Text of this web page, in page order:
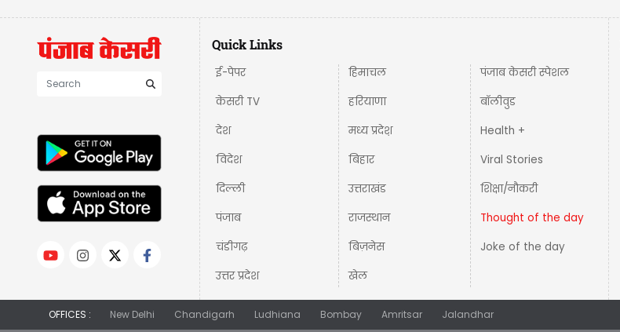
Quick Links
ई-पेपर
केसरी TV
देश
विदेश
दिल्ली
पंजाब
चंडीगढ़
उत्तर प्रदेश
हिमाचल
हरियाणा
मध्य प्रदेश़
बिहार
उत्तराखंड
राजस्थान
बिज़नेस
खेल
पंजाब केसरी स्पेशल
बॉलीवुड
Health +
Viral Stories
शिक्षा/नौकरी
Thought of the day
Joke of the day
OFFICES : New Delhi Chandigarh Ludhiana Bombay Amritsar Jalandhar